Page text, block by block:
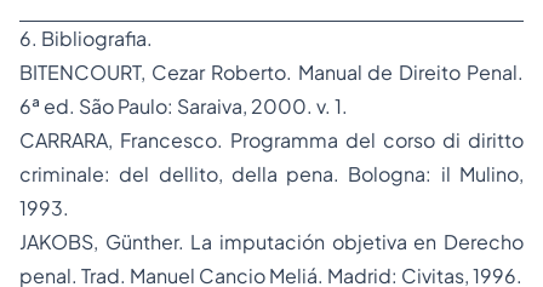
6. Bibliografia.
BITENCOURT, Cezar Roberto. Manual de Direito Penal.
6ª ed. São Paulo: Saraiva, 2000. v. 1.
CARRARA, Francesco. Programma del corso di diritto
criminale: del dellito, della pena. Bologna: il Mulino,
1993.
JAKOBS, Günther. La imputación objetiva en Derecho
penal. Trad. Manuel Cancio Meliá. Madrid: Civitas, 1996.